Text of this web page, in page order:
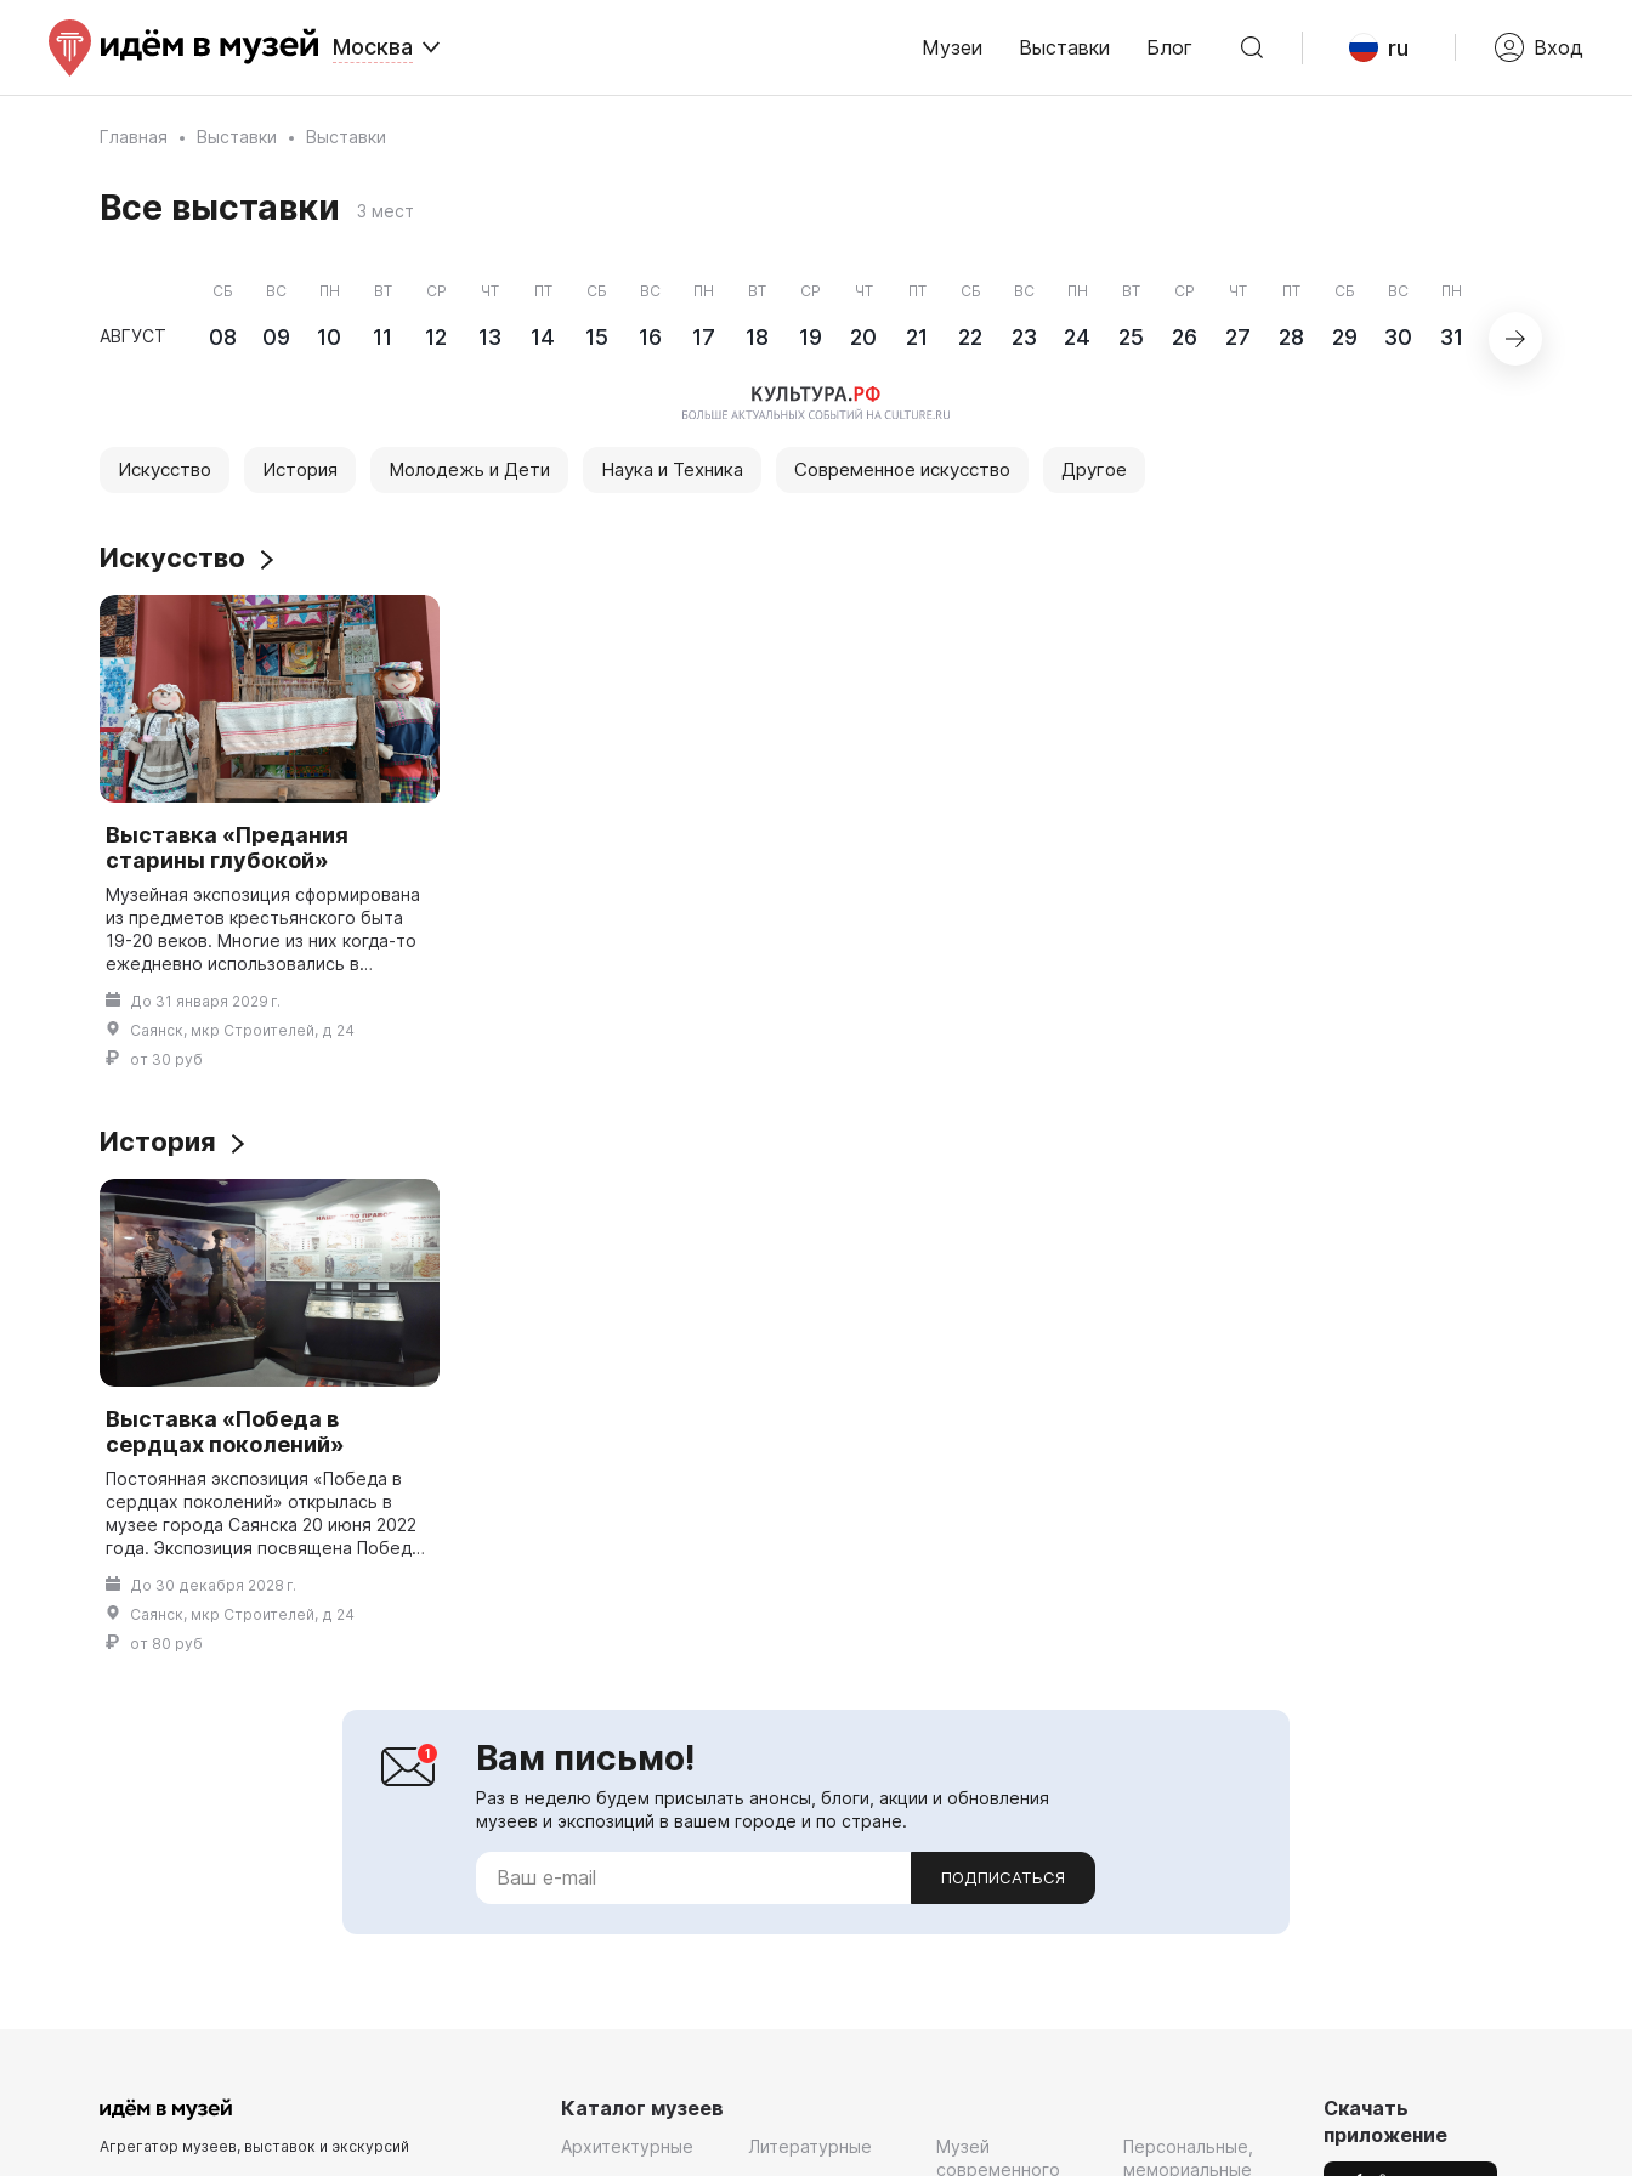
Москва Музеи Выставки Блог ru Вход
Главная Выставки Выставки
Все выставки 3 мест
АВГУСТ
СБ
08
ВС
09
ПН
10
ВТ
11
СР
12
ЧТ
13
ПТ
14
СБ
15
ВС
16
ПН
17
ВТ
18
СР
19
ЧТ
20
ПТ
21
СБ
22
ВС
23
ПН
24
ВТ
25
СР
26
ЧТ
27
ПТ
28
СБ
29
ВС
30
ПН
31 СЕНТЯБРЬ
Искусство История Молодежь и Дети Наука и Техника Современное искусство Другое
Искусство
Выставка «Предания
старины глубокой»
Музейная экспозиция сформирована
из предметов крестьянского быта
19-20 веков. Многие из них когда-то
ежедневно использовались в
из обихода и сложно даже понять,
каки...
До 31 января 2029 г.
Саянск, мкр Строителей, д 24
от 30 руб
История
Выставка «Победа в
сердцах поколений»
Постоянная экспозиция «Победа в
сердцах поколений» открылась в
музее города Саянска 20 июня 2022
года. Экспозиция посвящена Победе
войны, создавалась в рамках
совместн...
До 30 декабря 2028 г.
Саянск, мкр Строителей, д 24
от 80 руб
Вам письмо!
Раз в неделю будем присылать анонсы, блоги, акции и обновления
музеев и экспозиций в вашем городе и по стране.
ПОДПИСАТЬСЯ
Агрегатор музеев, выставок и экскурсий
Каталог музеев
Архитектурные
Литературные
Музей
современного
Персональные,
мемориальные
Скачать
приложение